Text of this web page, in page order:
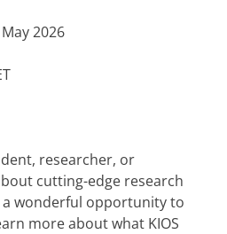
2026
researcher, or
cutting-edge research
wonderful opportunity to
more about what KIOS